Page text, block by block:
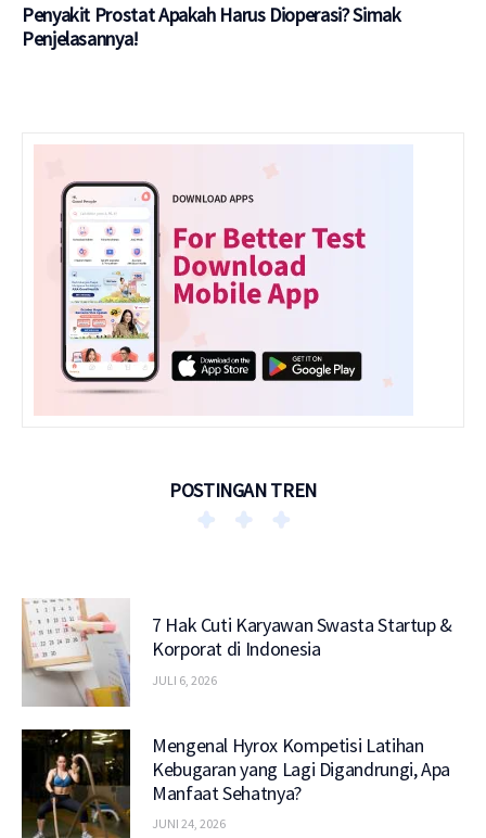
Penyakit Prostat Apakah Harus Dioperasi? Simak
Penjelasannya!
POSTINGAN TREN
7 Hak Cuti Karyawan Swasta Startup &
Korporat di Indonesia
JULI 6, 2026
Mengenal Hyrox Kompetisi Latihan
Kebugaran yang Lagi Digandrungi, Apa
Manfaat Sehatnya?
JUNI 24, 2026